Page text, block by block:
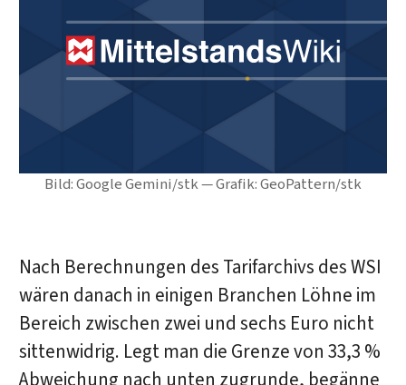
Bild: Google Gemini/stk — Grafik: GeoPattern/stk
Nach Berechnungen des Tarifarchivs des WSI
wären danach in einigen Branchen Löhne im
Bereich zwischen zwei und sechs Euro nicht
sittenwidrig. Legt man die Grenze von 33,3 %